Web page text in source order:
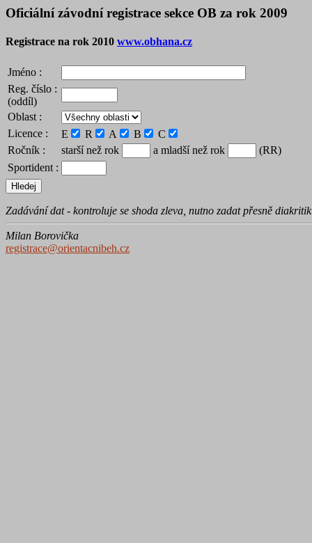
Oficiální závodní registrace sekce OB za rok 2009
Registrace na rok 2010 www.obhana.cz
Jméno :
Reg. číslo :
(oddíl)
Oblast :
Licence :
E R A B
C
Ročník :
starší než rok a mladší než rok
(RR)
Sportident :
Zadávání dat - kontroluje se shoda zleva, nutno zadat přesně
Milan Borovička
registrace@orientacnibeh.cz